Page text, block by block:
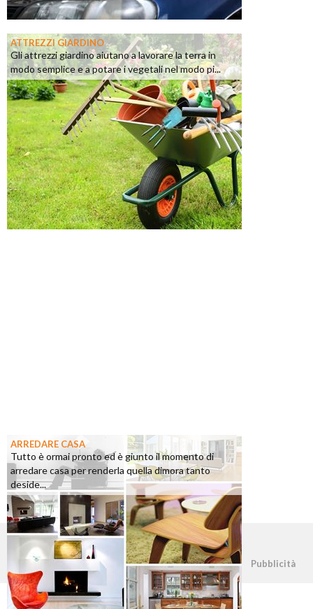
ATTREZZI GIARDINO
Gli attrezzi giardino aiutano a lavorare la terra in
modo semplice e a potare i vegetali nel modo pi...
ARREDARE CASA
Tutto è ormai pronto ed è giunto il momento di
arredare casa per renderla quella dimora tanto
deside...
©2026 - casapratica.org - p.iva 03338800984 Pubblicità